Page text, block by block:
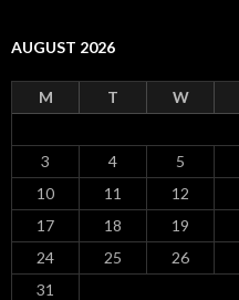
AUGUST 2026
M T W
3
4 5
10
11 12
17
18 19
24
25 26
31